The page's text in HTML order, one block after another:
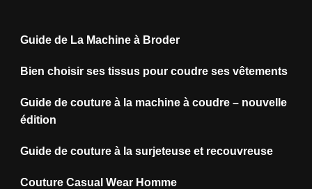
Guide de La Machine à Broder
Bien choisir ses tissus pour coudre ses vêtements
Guide de couture à la machine à coudre – nouvelle
édition
Guide de couture à la surjeteuse et recouvreuse
Couture Casual Wear Homme